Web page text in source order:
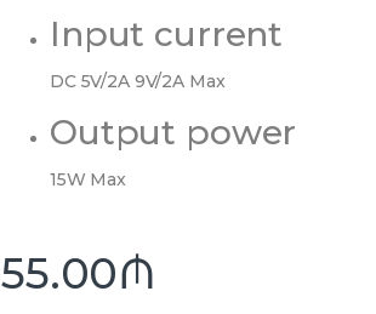
Input current
DC 5V/2A 9V/2A Max
Output power
15W Max
55.00₼